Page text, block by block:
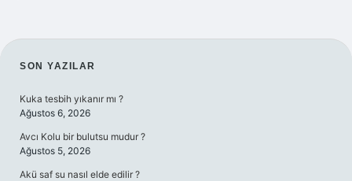
SIDEBAR
SON YAZILAR
Kuka tesbih yıkanır mı ?
Ağustos 6, 2026
Avcı Kolu bir bulutsu mudur ?
Ağustos 5, 2026
Akü saf su nasıl elde edilir ?